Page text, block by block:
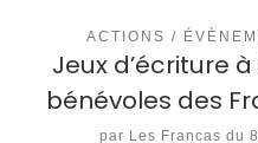
ACTIONS /
Jeux d’écriture
bénévoles des
par Les Francas du